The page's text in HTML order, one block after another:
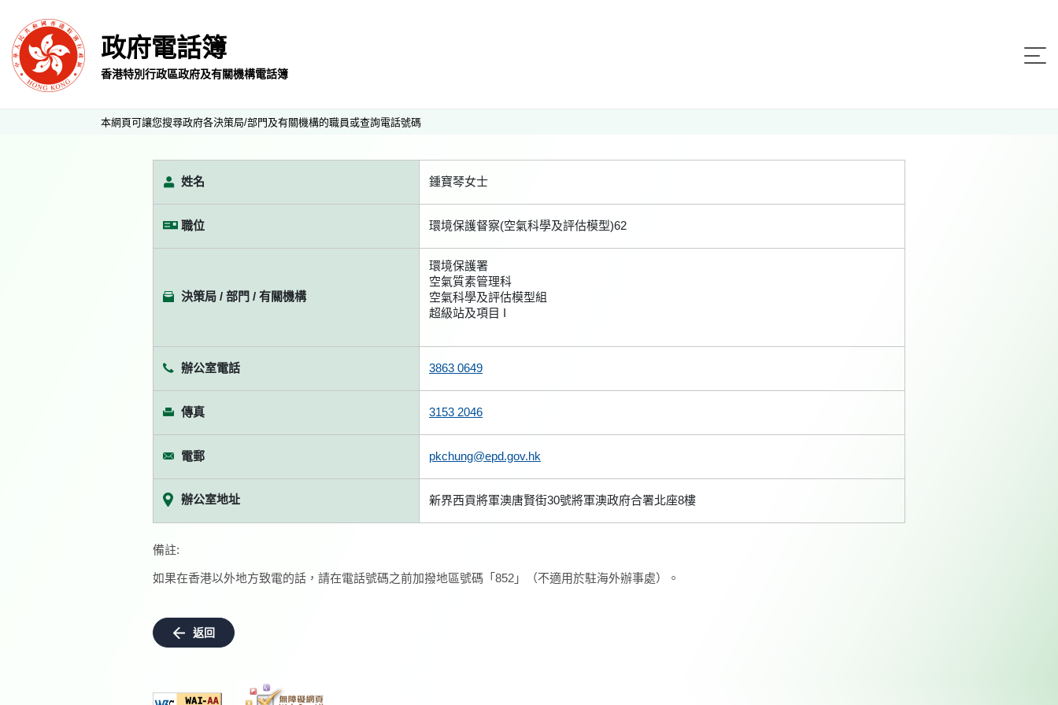
政府電話簿
香港特別行政區政府及有關機構電話簿
本網頁可讓您搜尋政府各決策局/部門及有關機構的職員或查詢電話號碼
姓名 鍾寶琴女士
職位 環境保護督察(空氣科學及評估模型)62
決策局 / 部門 / 有關機構
環境保護署
空氣質素管理科
空氣科學及評估模型組
超級站及項目 I
辦公室電話 3863 0649
傳真 3153 2046
電郵 pkchung@epd.gov.hk
辦公室地址 新界西貢將軍澳唐賢街30號將軍澳政府合署北座8樓
備註:
如果在香港以外地方致電的話，請在電話號碼之前加撥地區號碼「852」（不適用於駐海外辦事處）。
返回